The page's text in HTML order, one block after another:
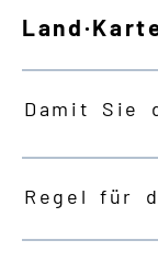
Damit Sie
Regel für